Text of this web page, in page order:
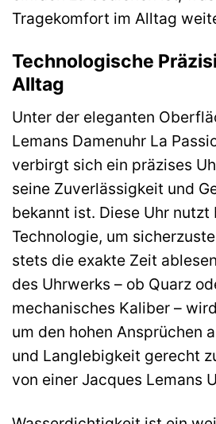
Tragekomfort im Alltag
Technologische
Alltag
Unter der eleganten
Lemans Damenuhr La
verbirgt sich ein präzises
seine Zuverlässigkeit und
bekannt ist. Diese Uhr
Technologie, um
stets die exakte Zeit
des Uhrwerks – ob Quarz
mechanisches Kaliber –
um den hohen Ansprüchen
und Langlebigkeit gerecht
von einer Jacques Lemans